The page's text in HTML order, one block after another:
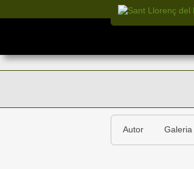
Autor